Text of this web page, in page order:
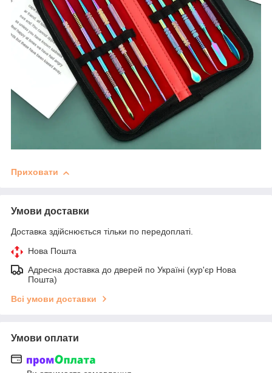
Приховати
Умови доставки
Доставка здійснюється тільки по передоплаті.
Нова Пошта
Адресна доставка до дверей по Україні (кур'єр Нова
Пошта)
Всі умови доставки
Умови оплати